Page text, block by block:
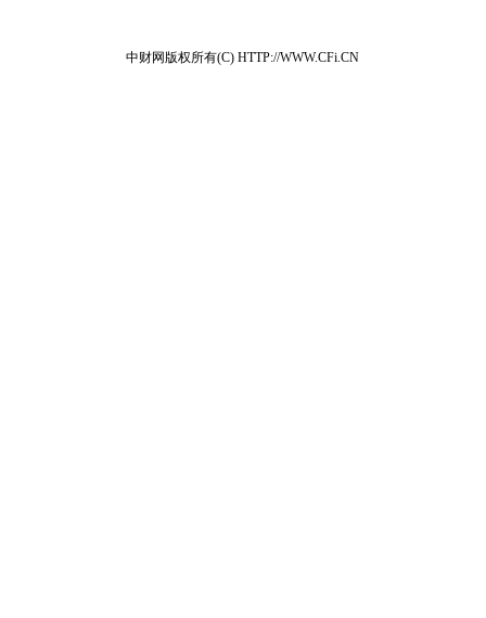
中财网版权所有(C) HTTP://WWW.CFi.CN